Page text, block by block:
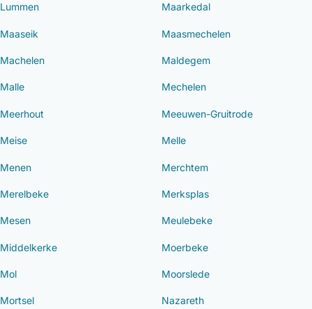
Lummen Maarkedal
Maaseik Maasmechelen
Machelen Maldegem
Malle Mechelen
Meerhout Meeuwen-Gruitrode
Meise Melle
Menen Merchtem
Merelbeke Merksplas
Mesen Meulebeke
Middelkerke Moerbeke
Mol Moorslede
Mortsel Nazareth